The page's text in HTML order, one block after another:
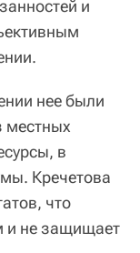
и
нее были
местных
в
Кречетова
что
и не защищает